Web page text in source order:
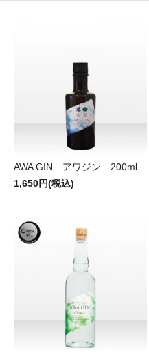
AWA GIN アワジン 200ml
1,650円(税込)